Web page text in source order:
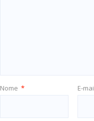
Nome * E-